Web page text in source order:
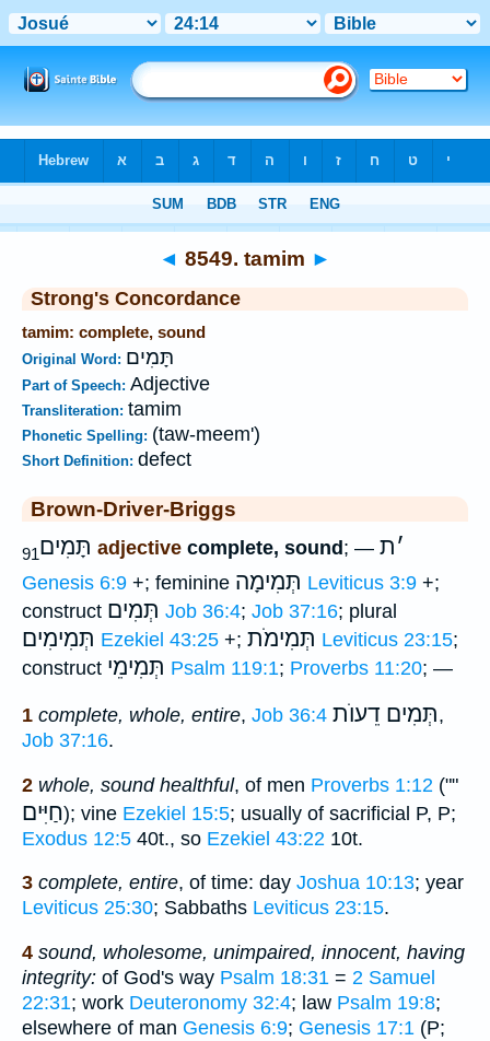
◄ 8549. tamim ►
Strong's Concordance
tamim: complete, sound
Original Word: תָּמִים
Part of Speech: Adjective
Transliteration: tamim
Phonetic Spelling: (taw-meem')
Short Definition: defect
Brown-Driver-Briggs
תָּמִים91 adjective complete, sound ; — ׳ת
Genesis 6:9 +; feminine תְּמִימָה Leviticus 3:9 +;
construct תְּמִים Job 36:4; Job 37:16; plural
תְּמִימִים Ezekiel 43:25 +; תְּמִימֹת Leviticus 23:15;
construct תְּמִימֵי Psalm 119:1; Proverbs 11:20; —
1 complete, whole, entire, Job 36:4 תְּמִים דֵעוֺת,
Job 37:16.
2 whole, sound healthful, of men Proverbs 1:12 (""
חַיִּים); vine Ezekiel 15:5; usually of sacrificial P, P;
Exodus 12:5 40t., so Ezekiel 43:22 10t.
3 complete, entire, of time: day Joshua 10:13; year
Leviticus 25:30; Sabbaths Leviticus 23:15.
4 sound, wholesome, unimpaired, innocent, having
integrity: of God's way Psalm 18:31 = 2 Samuel
22:31; work Deuteronomy 32:4; law Psalm 19:8;
elsewhere of man Genesis 6:9; Genesis 17:1 (P;